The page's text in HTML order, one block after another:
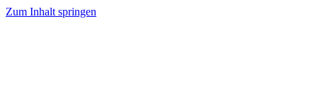
Zum Inhalt springen